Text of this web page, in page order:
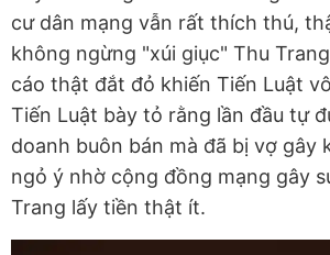
cư dân mạng vẫn rất thích thú,
không ngừng "xúi giục" Thu
cáo thật đắt đỏ khiến Tiến Luật
Tiến Luật bày tỏ rằng lần đầu tự
doanh buôn bán mà đã bị vợ gây
ngỏ ý nhờ cộng đồng mạng gây
Trang lấy tiền thật ít.